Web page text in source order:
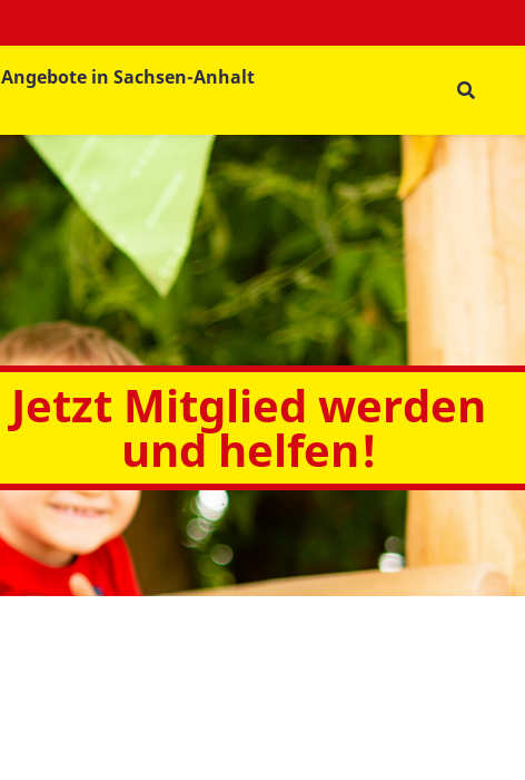
Angebote in Sachsen-Anhalt
Jetzt Mitglied werden
und helfen!